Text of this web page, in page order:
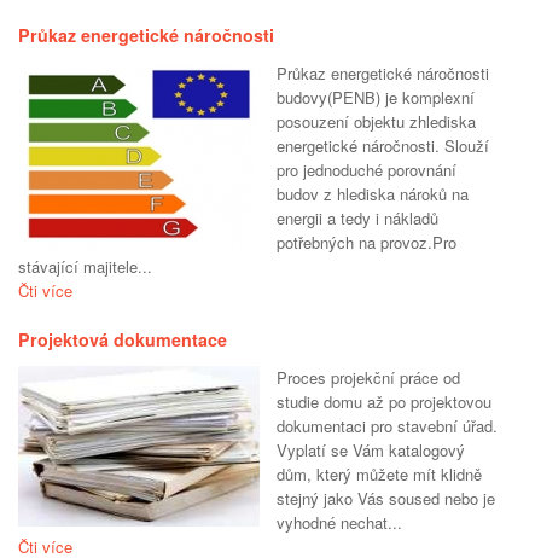
Průkaz energetické náročnosti
Průkaz energetické náročnosti
budovy(PENB) je komplexní
posouzení objektu zhlediska
energetické náročnosti. Slouží
pro jednoduché porovnání
budov z hlediska nároků na
energii a tedy i nákladů
potřebných na provoz.Pro
stávající majitele...
Čti více
Projektová dokumentace
Proces projekční práce od
studie domu až po projektovou
dokumentaci pro stavební úřad.
Vyplatí se Vám katalogový
dům, který můžete mít klidně
stejný jako Vás soused nebo je
vyhodné nechat...
Čti více